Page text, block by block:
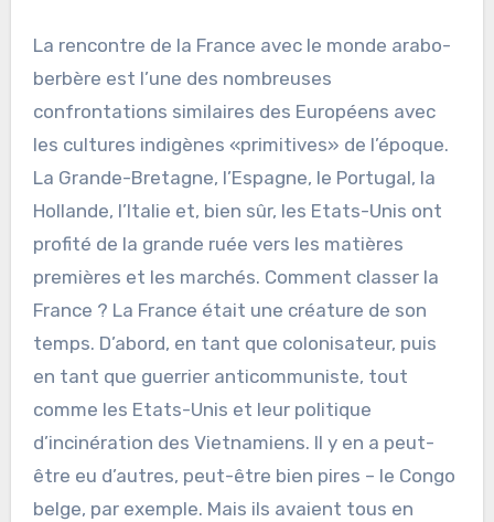
La rencontre de la France avec le monde arabo-
berbère est l’une des nombreuses
confrontations similaires des Européens avec
les cultures indigènes «primitives» de l’époque.
La Grande-Bretagne, l’Espagne, le Portugal, la
Hollande, l’Italie et, bien sûr, les Etats-Unis ont
profité de la grande ruée vers les matières
premières et les marchés. Comment classer la
France ? La France était une créature de son
temps. D’abord, en tant que colonisateur, puis
en tant que guerrier anticommuniste, tout
comme les Etats-Unis et leur politique
d’incinération des Vietnamiens. Il y en a peut-
être eu d’autres, peut-être bien pires – le Congo
belge, par exemple. Mais ils avaient tous en